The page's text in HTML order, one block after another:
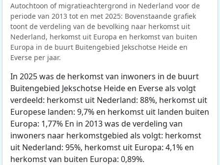
Autochtoon of migratieachtergrond in Nederland voor de
periode van 2013 tot en met 2025: Bovenstaande grafiek
toont de verdeling van de bevolking naar herkomst uit
Nederland, herkomst uit Europa en herkomst van buiten
Europa in de buurt Buitengebied Jekschotse Heide en
Everse per jaar.
In 2025 was de herkomst van inwoners in de buurt
Buitengebied Jekschotse Heide en Everse als volgt
verdeeld: herkomst uit Nederland: 88%, herkomst uit
Europese landen: 9,7% en herkomst uit landen buiten
Europa: 1,77% En in 2013 was de verdeling van
inwoners naar herkomstgebied als volgt: herkomst
uit Nederland: 95%, herkomst uit Europa: 4,1% en
herkomst van buiten Europa: 0,89%.